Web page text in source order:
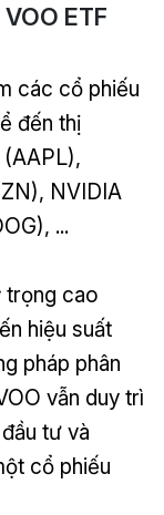
ETF
các cổ phiếu
đến thị
NVIDIA
...
trọng cao
hiệu suất
pháp phân
vẫn duy trì
tư và
cổ phiếu